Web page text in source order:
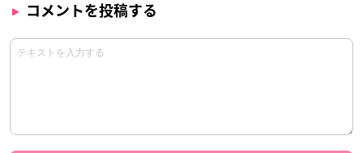
コメントを投稿する